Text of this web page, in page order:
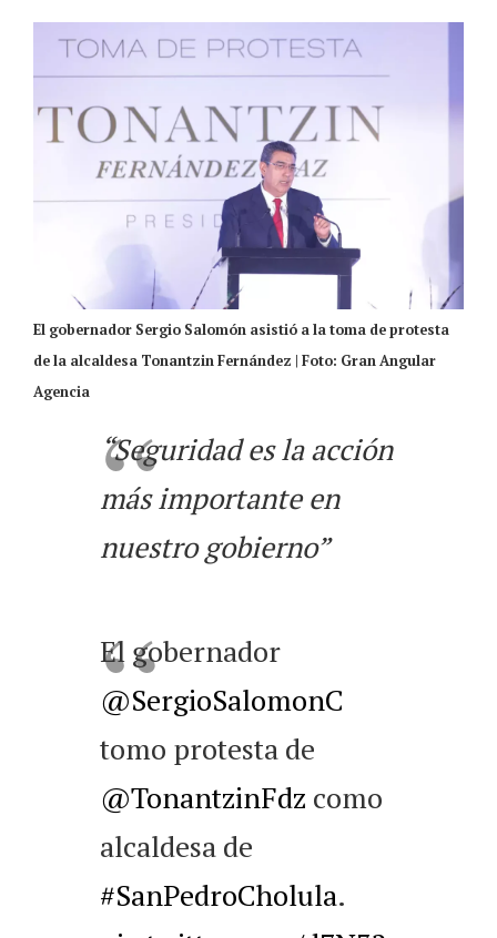
El gobernador Sergio Salomón asistió a la toma de protesta
de la alcaldesa Tonantzin Fernández | Foto: Gran Angular
Agencia
“Seguridad es la acción
más importante en
nuestro gobierno”
El gobernador
@SergioSalomonC
tomo protesta de
@TonantzinFdz como
alcaldesa de
#SanPedroCholula.